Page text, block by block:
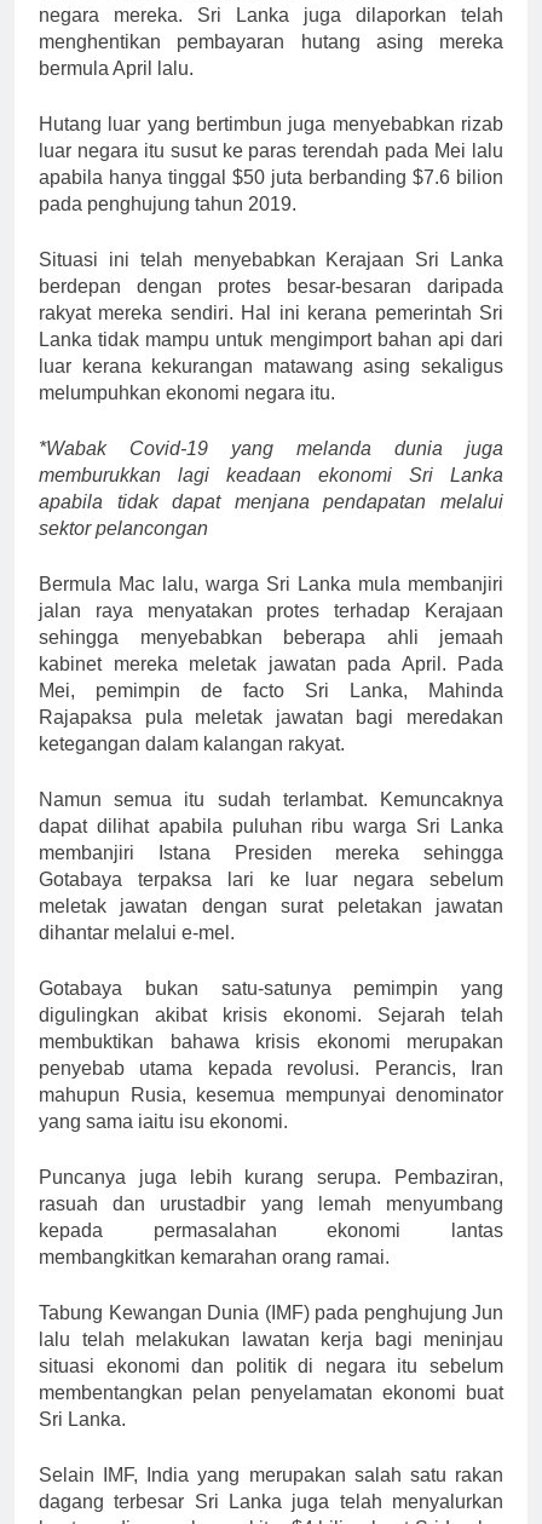
negara mereka. Sri Lanka juga dilaporkan telah
menghentikan pembayaran hutang asing mereka
bermula April lalu.
Hutang luar yang bertimbun juga menyebabkan rizab
luar negara itu susut ke paras terendah pada Mei lalu
apabila hanya tinggal $50 juta berbanding $7.6 bilion
pada penghujung tahun 2019.
Situasi ini telah menyebabkan Kerajaan Sri Lanka
berdepan dengan protes besar-besaran daripada
rakyat mereka sendiri. Hal ini kerana pemerintah Sri
Lanka tidak mampu untuk mengimport bahan api dari
luar kerana kekurangan matawang asing sekaligus
melumpuhkan ekonomi negara itu.
*Wabak Covid-19 yang melanda dunia juga
memburukkan lagi keadaan ekonomi Sri Lanka
apabila tidak dapat menjana pendapatan melalui
sektor pelancongan
Bermula Mac lalu, warga Sri Lanka mula membanjiri
jalan raya menyatakan protes terhadap Kerajaan
sehingga menyebabkan beberapa ahli jemaah
kabinet mereka meletak jawatan pada April. Pada
Mei, pemimpin de facto Sri Lanka, Mahinda
Rajapaksa pula meletak jawatan bagi meredakan
ketegangan dalam kalangan rakyat.
Namun semua itu sudah terlambat. Kemuncaknya
dapat dilihat apabila puluhan ribu warga Sri Lanka
membanjiri Istana Presiden mereka sehingga
Gotabaya terpaksa lari ke luar negara sebelum
meletak jawatan dengan surat peletakan jawatan
dihantar melalui e-mel.
Gotabaya bukan satu-satunya pemimpin yang
digulingkan akibat krisis ekonomi. Sejarah telah
membuktikan bahawa krisis ekonomi merupakan
penyebab utama kepada revolusi. Perancis, Iran
mahupun Rusia, kesemua mempunyai denominator
yang sama iaitu isu ekonomi.
Puncanya juga lebih kurang serupa. Pembaziran,
rasuah dan urustadbir yang lemah menyumbang
kepada permasalahan ekonomi lantas
membangkitkan kemarahan orang ramai.
Tabung Kewangan Dunia (IMF) pada penghujung Jun
lalu telah melakukan lawatan kerja bagi meninjau
situasi ekonomi dan politik di negara itu sebelum
membentangkan pelan penyelamatan ekonomi buat
Sri Lanka.
Selain IMF, India yang merupakan salah satu rakan
dagang terbesar Sri Lanka juga telah menyalurkan